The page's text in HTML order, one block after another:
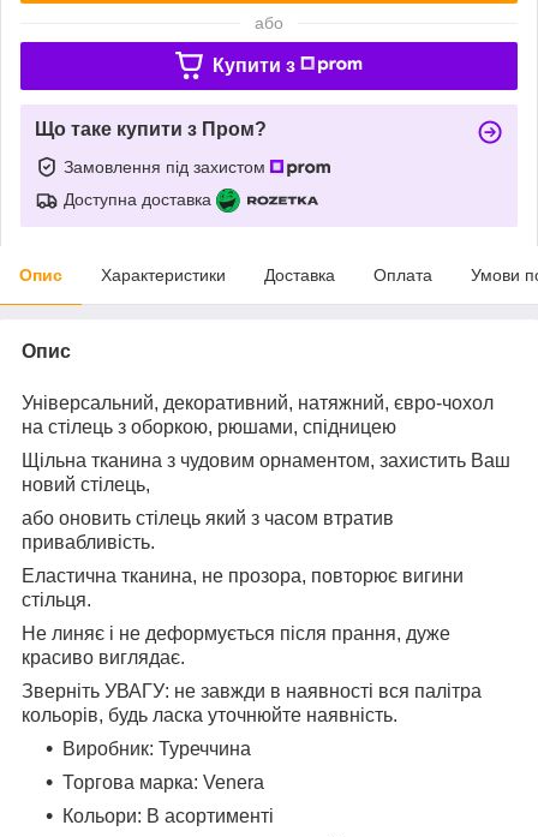
або
Купити з
Що таке купити з Пром?
Замовлення під захистом
Доступна доставка
Опис Характеристики Доставка Оплата Умови
Опис
Універсальний, декоративний, натяжний, євро-чохол
на стілець з оборкою, рюшами, спідницею
Щільна тканина з чудовим орнаментом, захистить Ваш
новий стілець,
або оновить стілець який з часом втратив
привабливість.
Еластична тканина, не прозора, повторює вигини
стільця.
Не линяє і не деформується після прання, дуже
красиво виглядає.
Зверніть УВАГУ: не завжди в наявності вся палітра
кольорів, будь ласка уточнюйте наявність.
Виробник: Туреччина
Торгова марка: Venera
Кольори: В асортименті